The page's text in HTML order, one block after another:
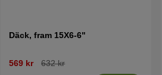
Däck, fram 15X6-6"
569 kr 632 kr